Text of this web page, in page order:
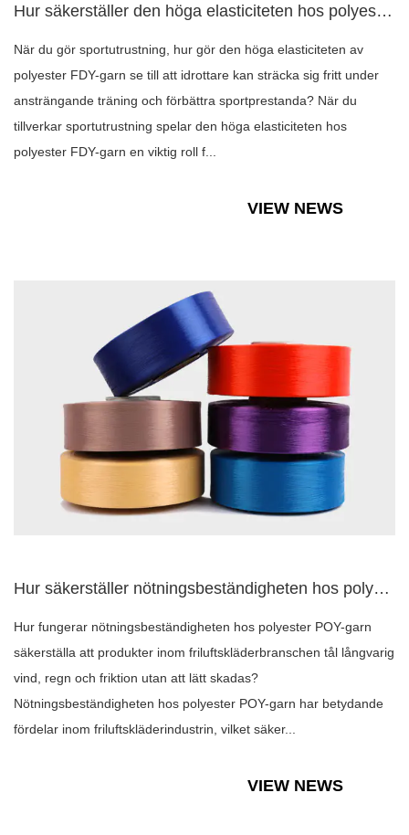
Hur säkerställer den höga elasticiteten hos polyester FDY-ga...
När du gör sportutrustning, hur gör den höga elasticiteten av
polyester FDY-garn se till att idrottare kan sträcka sig fritt under
ansträngande träning och förbättra sportprestanda? När du
tillverkar sportutrustning spelar den höga elasticiteten hos
polyester FDY-garn en viktig roll f...
VIEW NEWS
Hur säkerställer nötningsbeständigheten hos polyester POY-ga...
Hur fungerar nötningsbeständigheten hos polyester POY-garn
säkerställa att produkter inom friluftskläderbranschen tål långvarig
vind, regn och friktion utan att lätt skadas?
Nötningsbeständigheten hos polyester POY-garn har betydande
fördelar inom friluftskläderindustrin, vilket säker...
VIEW NEWS